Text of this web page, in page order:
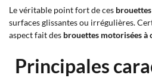
Le véritable point fort de ces
surfaces glissantes ou irrégulières.
aspect fait des brouettes motorisées à
Principales